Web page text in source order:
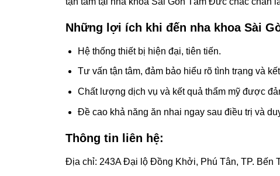
Những lợi ích khi đến nha khoa Sài
Hệ thống thiết bị hiện đại, tiên tiến.
Tư vấn tận tâm, đảm bảo hiểu rõ tình trạng và
Chất lượng dịch vụ và kết quả thẩm mỹ được
Đề cao khả năng ăn nhai ngay sau điều trị và
Thông tin liên hệ:
Địa chỉ: 243A Đại lộ Đồng Khởi, Phú Tân, TP. Bến